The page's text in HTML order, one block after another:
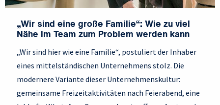
„Wir sind eine große Familie“: Wie zu viel
Nähe im Team zum Problem werden kann
„Wir sind hier wie eine Familie“, postuliert der Inhaber
eines mittelständischen Unternehmens stolz. Die
modernere Variante dieser Unternehmenskultur:
gemeinsame Freizeitaktivitäten nach Feierabend, eine